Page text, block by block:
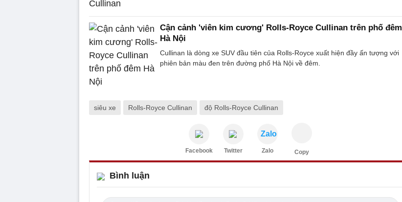
Cận cảnh 'viên kim cương' Rolls-Royce Cullinan trên phố đêm
Hà Nội
Cullinan là dòng xe SUV đầu tiên của Rolls-Royce xuất hiện đầy ấn tượng với
phiên bản màu đen trên đường phố Hà Nội về đêm.
siêu xe Rolls-Royce Cullinan độ Rolls-Royce Cullinan
Facebook Twitter
Zalo
Zalo Copy
Bình luận